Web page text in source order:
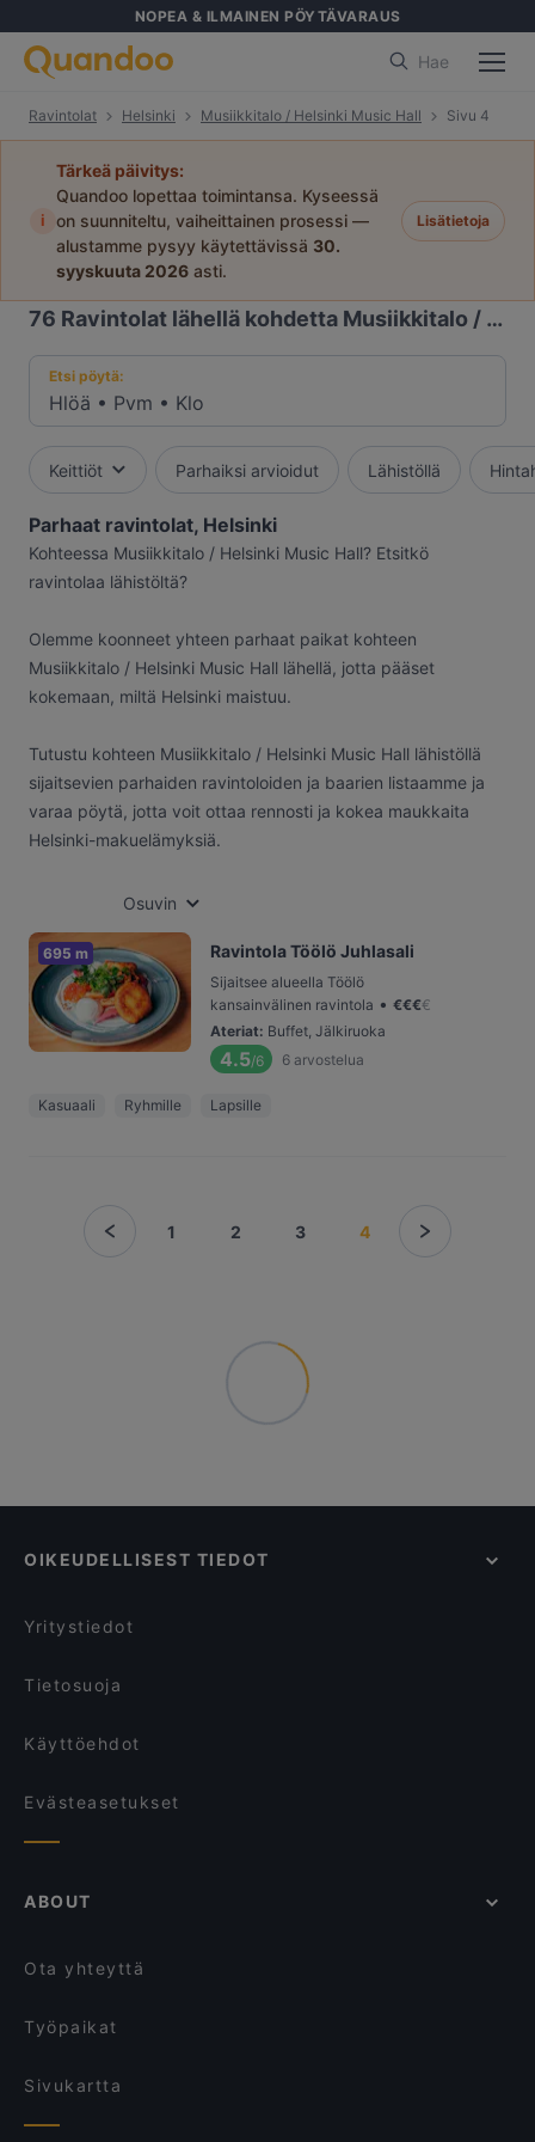
NOPEA & ILMAINEN PÖYTÄVARAUS
Hae
Ravintolat Helsinki Musiikkitalo / Helsinki Music Hall Sivu 4
i
Tärkeä päivitys:
Quandoo lopettaa toimintansa. Kyseessä
on suunniteltu, vaiheittainen prosessi —
alustamme pysyy käytettävissä 30.
syyskuuta 2026 asti.
Lisätietoja
76 Ravintolat lähellä kohdetta Musiikkitalo / Helsinki Music Hall
Etsi pöytä:
Hlöä • Pvm • Klo
Keittiöt Parhaiksi arvioidut Lähistöllä
Parhaat ravintolat, Helsinki
Kohteessa Musiikkitalo / Helsinki Music Hall? Etsitkö
ravintolaa lähistöltä?
Olemme koonneet yhteen parhaat paikat kohteen
Musiikkitalo / Helsinki Music Hall lähellä, jotta pääset
kokemaan, miltä Helsinki maistuu.
Tutustu kohteen Musiikkitalo / Helsinki Music Hall lähistöllä
sijaitsevien parhaiden ravintoloiden ja baarien listaamme ja
varaa pöytä, jotta voit ottaa rennosti ja kokea maukkaita
Helsinki-makuelämyksiä.
Osuvin
695 m Ravintola Töölö Juhlasali
Sijaitsee alueella Töölö
kansainvälinen ravintola • €€€€
Ateriat: Buffet, Jälkiruoka
4.5/6 6 arvostelua
Kasuaali Ryhmille Lapsille
1 2 3 4
OIKEUDELLISEST TIEDOT
Yritystiedot
Tietosuoja
Käyttöehdot
Evästeasetukset
ABOUT
Ota yhteyttä
Työpaikat
Sivukartta